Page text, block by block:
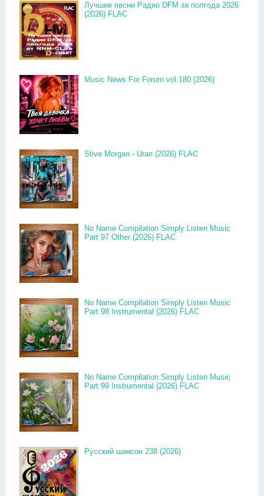
Лучшие песни Радио DFM за полгода 2026
(2026) FLAC
Music News For Forum vol.180 (2026)
Stive Morgan - Uran (2026) FLAC
No Name Compilation Simply Listen Music
Part 97 Other (2026) FLAC
No Name Compilation Simply Listen Music
Part 98 Instrumental (2026) FLAC
No Name Compilation Simply Listen Music
Part 99 Instrumental (2026) FLAC
Русский шансон 238 (2026)